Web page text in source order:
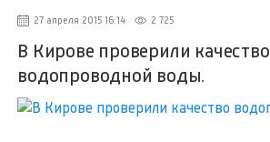
27 апреля 2015 16:14 2 725
В Кирове проверили качество
водопроводной воды.